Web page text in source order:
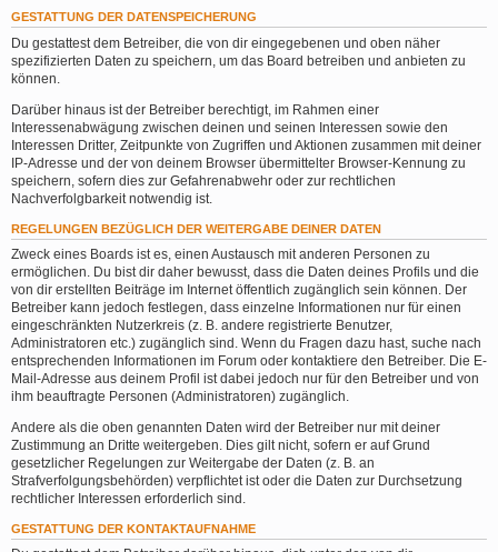
GESTATTUNG DER DATENSPEICHERUNG
Du gestattest dem Betreiber, die von dir eingegebenen und oben näher
spezifizierten Daten zu speichern, um das Board betreiben und anbieten zu
können.
Darüber hinaus ist der Betreiber berechtigt, im Rahmen einer
Interessenabwägung zwischen deinen und seinen Interessen sowie den
Interessen Dritter, Zeitpunkte von Zugriffen und Aktionen zusammen mit deiner
IP-Adresse und der von deinem Browser übermittelter Browser-Kennung zu
speichern, sofern dies zur Gefahrenabwehr oder zur rechtlichen
Nachverfolgbarkeit notwendig ist.
REGELUNGEN BEZÜGLICH DER WEITERGABE DEINER DATEN
Zweck eines Boards ist es, einen Austausch mit anderen Personen zu
ermöglichen. Du bist dir daher bewusst, dass die Daten deines Profils und die
von dir erstellten Beiträge im Internet öffentlich zugänglich sein können. Der
Betreiber kann jedoch festlegen, dass einzelne Informationen nur für einen
eingeschränkten Nutzerkreis (z. B. andere registrierte Benutzer,
Administratoren etc.) zugänglich sind. Wenn du Fragen dazu hast, suche nach
entsprechenden Informationen im Forum oder kontaktiere den Betreiber. Die E-
Mail-Adresse aus deinem Profil ist dabei jedoch nur für den Betreiber und von
ihm beauftragte Personen (Administratoren) zugänglich.
Andere als die oben genannten Daten wird der Betreiber nur mit deiner
Zustimmung an Dritte weitergeben. Dies gilt nicht, sofern er auf Grund
gesetzlicher Regelungen zur Weitergabe der Daten (z. B. an
Strafverfolgungsbehörden) verpflichtet ist oder die Daten zur Durchsetzung
rechtlicher Interessen erforderlich sind.
GESTATTUNG DER KONTAKTAUFNAHME